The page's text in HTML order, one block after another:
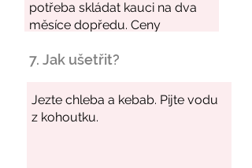
7. Jak ušetřit?